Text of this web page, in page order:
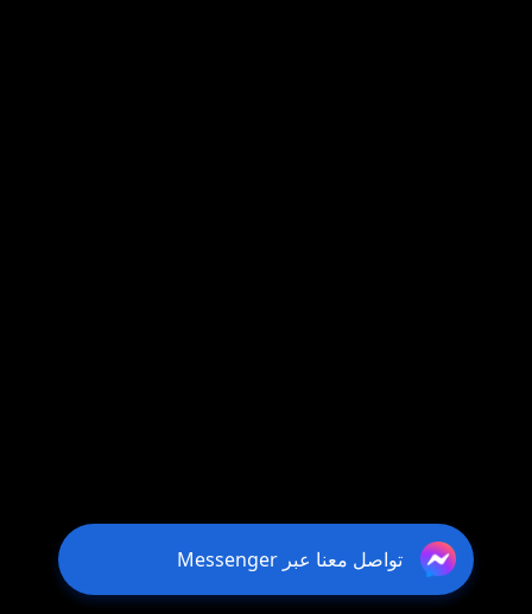
تواصل معنا عبر Messenger